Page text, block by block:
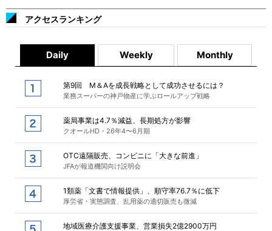
アクセスランキング
Daily Weekly Monthly
第9回 M＆Aを成長戦略として成功させるには？
業務スーパーの神戸物産に学ぶロールアップ戦略
薬局事業は4.7％減益、長期処方が影響
クオールHD・26年4〜6月期
OTC遠隔販売、コンビニに「大きな前進」
JFAが報道機関向け説明会
1類薬「文書で情報提供」、順守率76.7％に低下
厚労省・実態調査、乱用薬の適切販売も微減
地域医療介護支援事業、営業損失2億2900万円